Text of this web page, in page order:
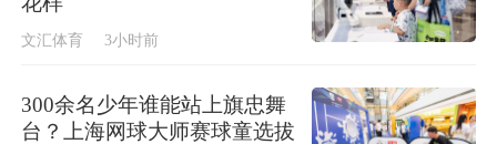
文汇体育 3小时前
300余名少年谁能站上旗忠舞
台？上海网球大师赛球童选拔